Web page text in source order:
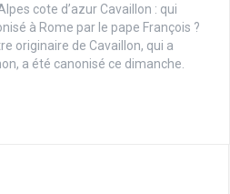
cote d’azur Cavaillon : qui
à Rome par le pape François ?
originaire de Cavaillon, qui a
a été canonisé ce dimanche.